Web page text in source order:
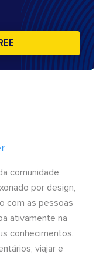
comunidade
por design,
com as pessoas
ativamente na
conhecimentos.
viajar e